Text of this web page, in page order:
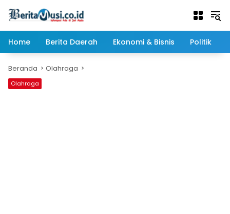
Home
Berita Daerah Ekonomi & Bisnis Politik
Beranda Olahraga
Olahraga